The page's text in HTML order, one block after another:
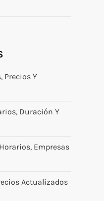
Precios Y
Duración Y
Empresas
Actualizados